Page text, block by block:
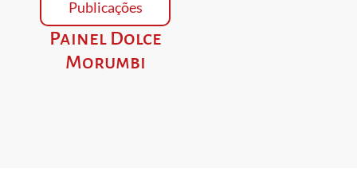
Publicações
Painel Dolce
Morumbi